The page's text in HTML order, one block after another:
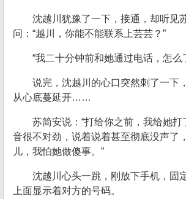
沈越川犹豫了一下，接通，却听见
问：“越川，你能不能联系上芸芸？”
“我二十分钟前和她通过电话，怎么
说完，沈越川的心口突然刺了一下
从心底蔓延开……
苏简安说：“打给你之前，我给她
音很不对劲，说着说着甚至彻底没声了
儿，我怕她做傻事。”
沈越川心头一跳，刚放下手机，固
上面显示着对方的号码。